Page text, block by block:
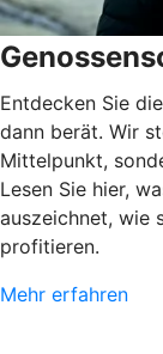
Entdecken Sie
dann berät. Wir
Mittelpunkt,
Lesen Sie hier,
auszeichnet, wie
profitieren.
Mehr erfahren